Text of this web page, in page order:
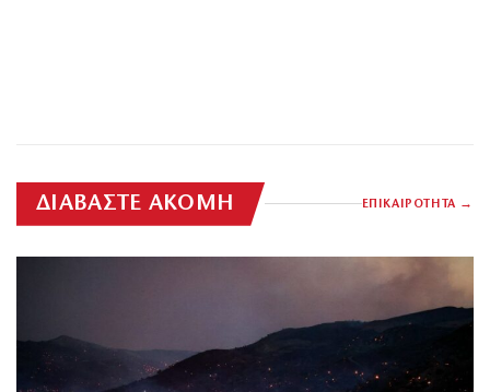
ΔΙΑΒΑΣΤΕ ΑΚΟΜΗ ΕΠΙΚΑΙΡΟΤΗΤΑ